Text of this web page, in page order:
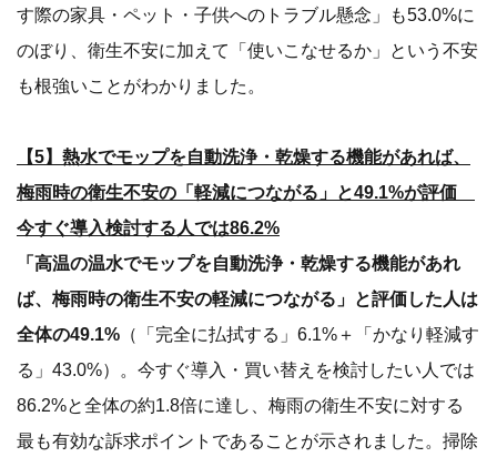
す際の家具・ペット・子供へのトラブル懸念」も53.0%に
のぼり、衛生不安に加えて「使いこなせるか」という不安
も根強いことがわかりました。
【5】熱水でモップを自動洗浄・乾燥する機能があれば、
梅雨時の衛生不安の「軽減につながる」と49.1%が評価
今すぐ導入検討する人では86.2%
「高温の温水でモップを自動洗浄・乾燥する機能があれ
ば、梅雨時の衛生不安の軽減につながる」と評価した人は
全体の49.1% （「完全に払拭する」6.1%＋「かなり軽減す
る」43.0%）。今すぐ導入・買い替えを検討したい人では
86.2%と全体の約1.8倍に達し、梅雨の衛生不安に対する
最も有効な訴求ポイントであることが示されました。掃除